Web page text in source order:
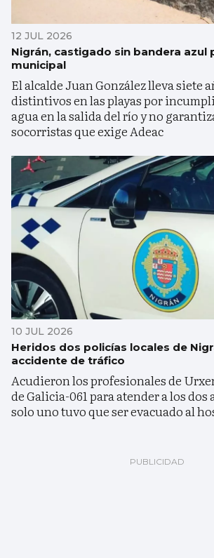
12 JUL 2026
Nigrán, castigado sin bandera azul
municipal
El alcalde Juan González lleva siete
distintivos en las playas por
agua en la salida del río y no
socorristas que exige Adeac
10 JUL 2026
Heridos dos policías locales de
accidente de tráfico
Acudieron los profesionales de
de Galicia-061 para atender a los
solo uno tuvo que ser evacuado al